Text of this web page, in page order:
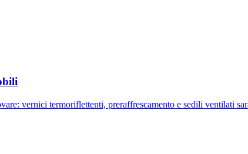
vernici termoriflettenti, preraffrescamento e sedili ventilati